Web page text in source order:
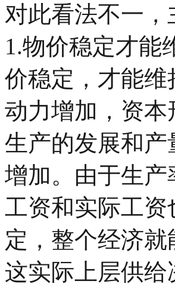
对此看法不一
1.物价稳定才能
价稳定，才能
动力增加，资
生产的发展和
增加。由于生
工资和实际工
定，整个经济
这实际上层供